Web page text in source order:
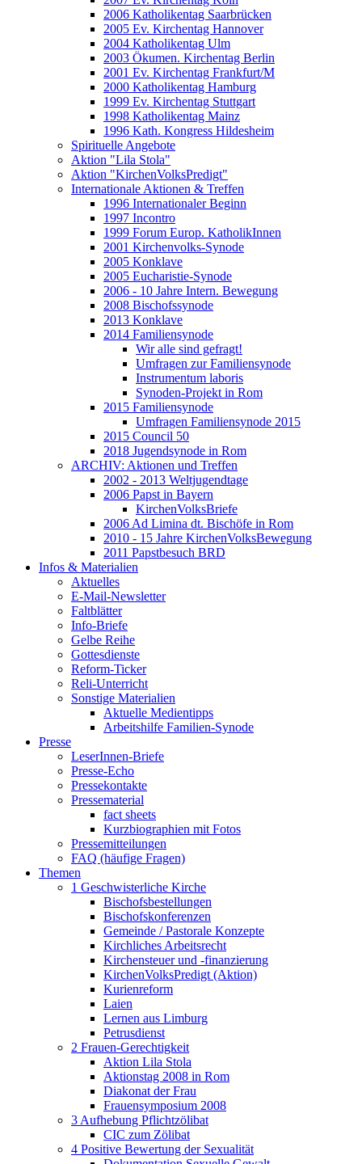
2006 Katholikentag Saarbrücken
2005 Ev. Kirchentag Hannover
2004 Katholikentag Ulm
2003 Ökumen. Kirchentag Berlin
2001 Ev. Kirchentag Frankfurt/M
2000 Katholikentag Hamburg
1999 Ev. Kirchentag Stuttgart
1998 Katholikentag Mainz
1996 Kath. Kongress Hildesheim
Spirituelle Angebote
Aktion "Lila Stola"
Aktion "KirchenVolksPredigt"
Internationale Aktionen & Treffen
1996 Internationaler Beginn
1997 Incontro
1999 Forum Europ. KatholikInnen
2001 Kirchenvolks-Synode
2005 Konklave
2005 Eucharistie-Synode
2006 - 10 Jahre Intern. Bewegung
2008 Bischofssynode
2013 Konklave
2014 Familiensynode
Wir alle sind gefragt!
Umfragen zur Familiensynode
Instrumentum laboris
Synoden-Projekt in Rom
2015 Familiensynode
Umfragen Familiensynode 2015
2015 Council 50
2018 Jugendsynode in Rom
ARCHIV: Aktionen und Treffen
2002 - 2013 Weltjugendtage
2006 Papst in Bayern
KirchenVolksBriefe
2006 Ad Limina dt. Bischöfe in Rom
2010 - 15 Jahre KirchenVolksBewegung
2011 Papstbesuch BRD
Infos & Materialien
Aktuelles
E-Mail-Newsletter
Faltblätter
Info-Briefe
Gelbe Reihe
Gottesdienste
Reform-Ticker
Reli-Unterricht
Sonstige Materialien
Aktuelle Medientipps
Arbeitshilfe Familien-Synode
Presse
LeserInnen-Briefe
Presse-Echo
Pressekontakte
Pressematerial
fact sheets
Kurzbiographien mit Fotos
Pressemitteilungen
FAQ (häufige Fragen)
Themen
1 Geschwisterliche Kirche
Bischofsbestellungen
Bischofskonferenzen
Gemeinde / Pastorale Konzepte
Kirchliches Arbeitsrecht
Kirchensteuer und -finanzierung
KirchenVolksPredigt (Aktion)
Kurienreform
Laien
Lernen aus Limburg
Petrusdienst
2 Frauen-Gerechtigkeit
Aktion Lila Stola
Aktionstag 2008 in Rom
Diakonat der Frau
Frauensymposium 2008
3 Aufhebung Pflichtzölibat
CIC zum Zölibat
4 Positive Bewertung der Sexualität